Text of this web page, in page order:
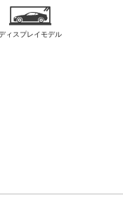
ィスプレイモデル